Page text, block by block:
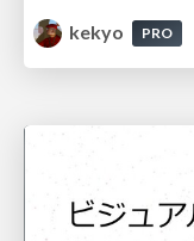
kekyo
PRO